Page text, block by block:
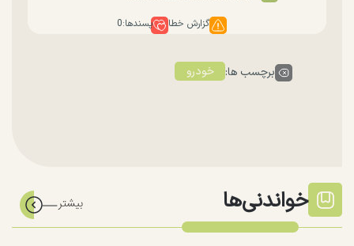
گزارش خطا پسندها:0
برچسب ها: خودرو
خواندنی‌ها